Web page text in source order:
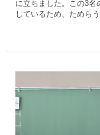
に立ちました。この3
しているため、ためら
に耳を傾ける」「すべ